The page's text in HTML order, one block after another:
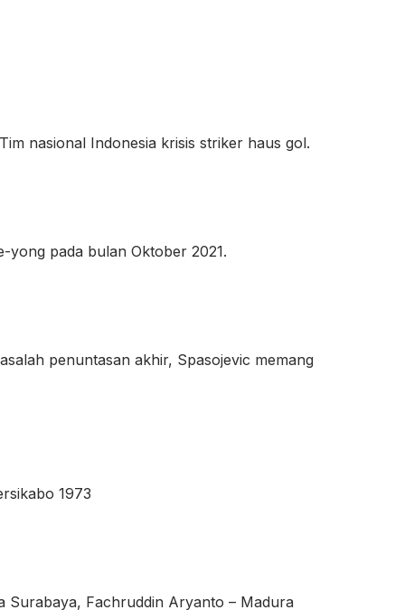
nasional Indonesia krisis striker haus gol.
yong pada bulan Oktober 2021.
penuntasan akhir, Spasojevic memang
1973
Surabaya, Fachruddin Aryanto – Madura